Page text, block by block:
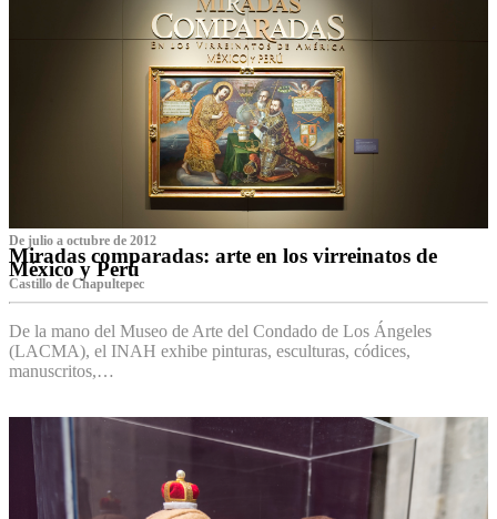
De julio a octubre de 2012
Miradas comparadas: arte en los virreinatos de
México y Perú
Castillo de Chapultepec
De la mano del Museo de Arte del Condado de Los Ángeles
(LACMA), el INAH exhibe pinturas, esculturas, códices,
manuscritos,…